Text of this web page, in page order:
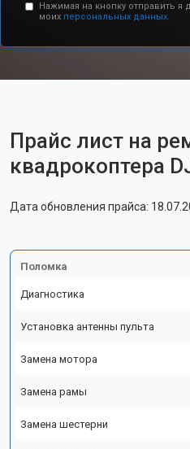
Нажимая на кнопку отправить я
моих персональных данных.
Прайс лист на
квадрокоптера
Дата обновления прайса:
Поломка
Диагностика
Установка антенны пульта
Замена мотора
Замена рамы
Замена шестерни